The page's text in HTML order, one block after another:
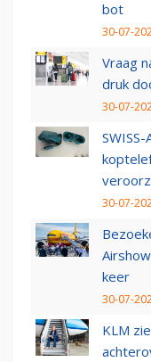
bot
30-07-
Vraag
druk
30-07-
30-07-
keer
30-07-
KLM